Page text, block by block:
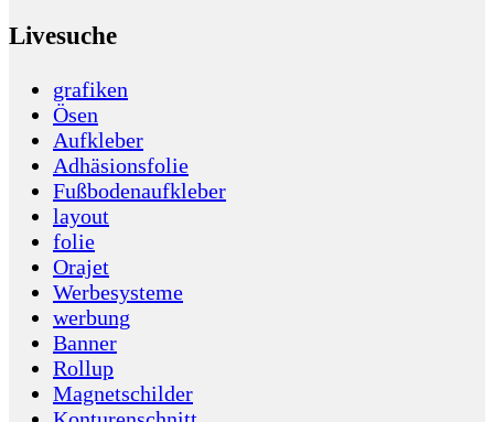
Livesuche
grafiken
Ösen
Aufkleber
Adhäsionsfolie
Fußbodenaufkleber
layout
folie
Orajet
Werbesysteme
werbung
Banner
Rollup
Magnetschilder